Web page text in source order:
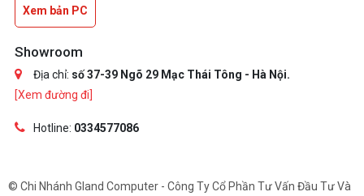
Xem bản PC
Showroom
Địa chỉ: số 37-39 Ngõ 29 Mạc Thái Tông - Hà Nội.
[Xem đường đi]
Hotline: 0334577086
© Chi Nhánh Gland Computer - Công Ty Cổ Phần Tư Vấn Đầu Tư Và